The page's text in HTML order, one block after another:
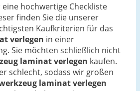
eine hochwertige Checkliste
finden Sie die unserer
Kaufkriterien für das
verlegen in einer
Sie möchten schließlich nicht
laminat verlegen kaufen.
schlecht, sodass wir großen
laminat verlegen